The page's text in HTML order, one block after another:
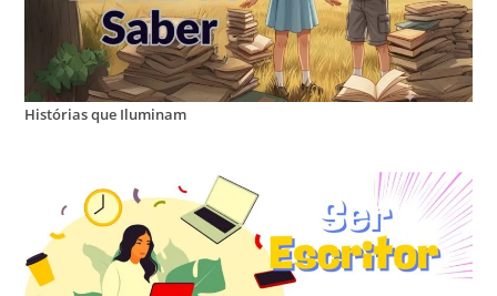
Histórias que Iluminam